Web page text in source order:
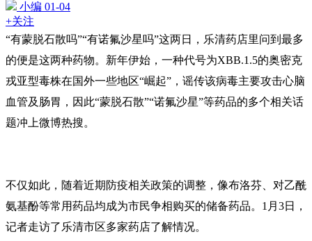
小编 01-04
+关注
“有蒙脱石散吗”“有诺氟沙星吗”这两日，乐清药店里问到最多
的便是这两种药物。新年伊始，一种代号为XBB.1.5的奥密克
戎亚型毒株在国外一些地区“崛起”，谣传该病毒主要攻击心脑
血管及肠胃，因此“蒙脱石散”“诺氟沙星”等药品的多个相关话
题冲上微博热搜。
不仅如此，随着近期防疫相关政策的调整，像布洛芬、对乙酰
氨基酚等常用药品均成为市民争相购买的储备药品。1月3日，
记者走访了乐清市区多家药店了解情况。